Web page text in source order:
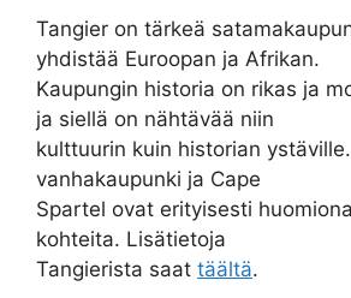
Tangier on tärkeä
yhdistää Euroopan ja Afrikan.
Kaupungin historia on rikas ja
ja siellä on nähtävää niin
kulttuurin kuin historian
vanhakaupunki ja Cape
Spartel ovat erityisesti
kohteita. Lisätietoja
Tangierista saat täältä.